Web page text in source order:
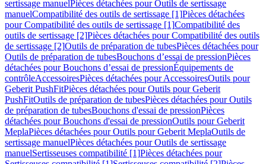
sertissage manuelPièces détachées pour Outils de sertissage
manuelCompatibilité des outils de sertissage [1]Pièces détachées
pour Compatibilité des outils de sertissage [1]Compatibilité des
outils de sertissage [2]Pièces détachées pour Compatibilité des outils
de sertissage [2]Outils de préparation de tubesPièces détachées pour
Outils de préparation de tubesBouchons d’essai de pressionPièces
détachées pour Bouchons d’essai de pressionÉquipements de
contrôleAccessoiresPièces détachées pour AccessoiresOutils pour
Geberit PushFitPièces détachées pour Outils pour Geberit
PushFitOutils de préparation de tubesPièces détachées pour Outils
de préparation de tubesBouchons d'essai de pressionPièces
détachées pour Bouchons d'essai de pressionOutils pour Geberit
MeplaPièces détachées pour Outils pour Geberit MeplaOutils de
sertissage manuelPièces détachées pour Outils de sertissage
manuelSertisseuses compatibilité [1]Pièces détachées pour